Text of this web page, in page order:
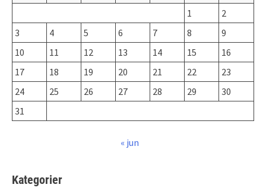
1
2
3
4 5 6 7 8
9
10
11 12 13 14 15
16
17
18 19 20 21 22
23
24
25 26 27 28 29
30
31
« jun
Kategorier